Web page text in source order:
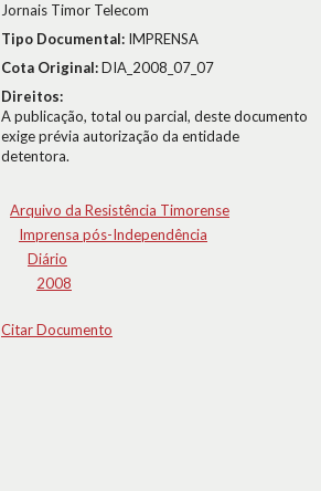
Jornais Timor Telecom
Tipo Documental: IMPRENSA
Cota Original:DIA_2008_07_07
Direitos:
A publicação, total ou parcial, deste documento
exige prévia autorização da entidade
detentora.
Arquivo da Resistência Timorense
Imprensa pós-Independência
Diário
2008
Citar Documento